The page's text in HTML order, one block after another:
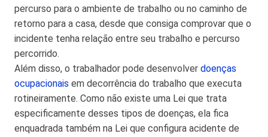
percurso para o ambiente de trabalho ou no caminho de
retorno para a casa, desde que consiga comprovar que o
incidente tenha relação entre seu trabalho e percurso
percorrido.
Além disso, o trabalhador pode desenvolver doenças
ocupacionais em decorrência do trabalho que executa
rotineiramente. Como não existe uma Lei que trata
especificamente desses tipos de doenças, ela fica
enquadrada também na Lei que configura acidente de